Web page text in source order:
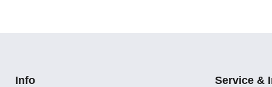
Info Service &